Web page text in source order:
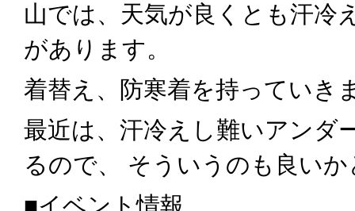
山では、天気が良くとも汗冷
があります。
着替え、防寒着を持っていき
最近は、汗冷えし難いアンダ
るので、
そういうのも良い
■イベント情報